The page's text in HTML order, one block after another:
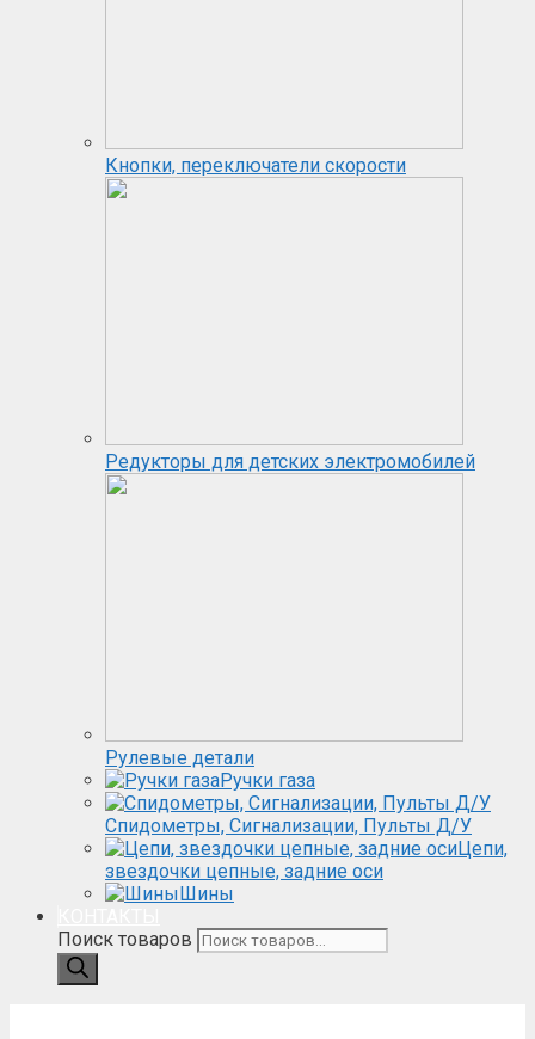
Кнопки, переключатели скорости
Редукторы для детских электромобилей
Рулевые детали
Ручки газа
Спидометры, Сигнализации, Пульты Д/У
Цепи,
звездочки цепные, задние оси
Шины
Поиск товаров